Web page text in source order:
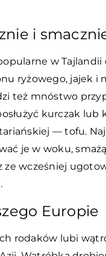
i
w Tajlandii
ryżowego, jajek i
też mnóstwo
kurczak lub
— tofu.
je w woku,
ze wcześniej
Europie
rodaków lubi